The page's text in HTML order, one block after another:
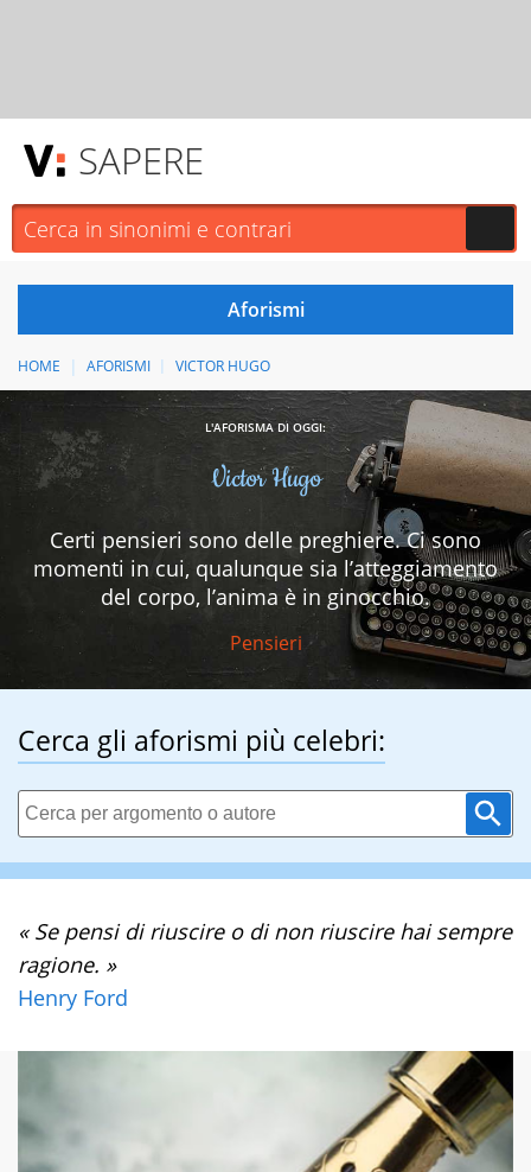
SAPERE
HOME AFORISMI VICTOR HUGO
L'AFORISMA DI OGGI:
Victor Hugo
Certi pensieri sono delle preghiere. Ci sono
momenti in cui, qualunque sia l’atteggiamento
del corpo, l’anima è in ginocchio.
Pensieri
Cerca gli aforismi più celebri:
« Se pensi di riuscire o di non riuscire hai sempre
ragione. »
Henry Ford